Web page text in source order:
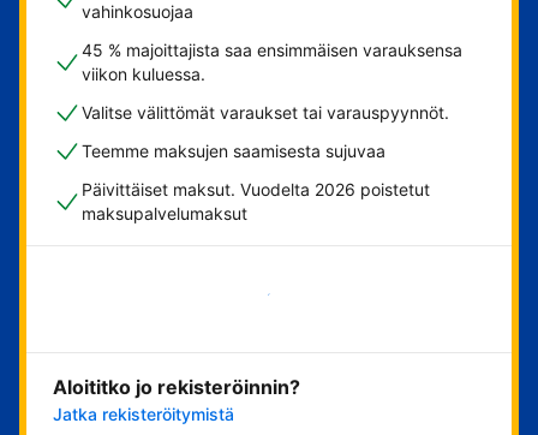
vahinkosuojaa
45 % majoittajista saa ensimmäisen varauksensa
viikon kuluessa.
Valitse välittömät varaukset tai varauspyynnöt.
Teemme maksujen saamisesta sujuvaa
Päivittäiset maksut. Vuodelta 2026 poistetut
maksupalvelumaksut
Aloita nyt
Aloititko jo rekisteröinnin?
Jatka rekisteröitymistä